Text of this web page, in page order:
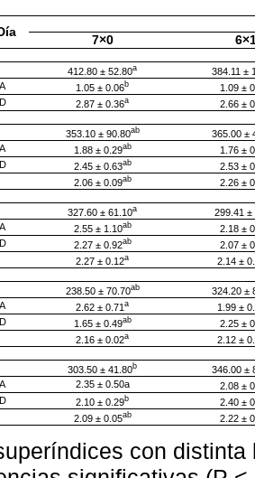
Día
7×0
412.80 ± 52.80a
384.11 ±
1.05 ± 0.06b
1.09 ±
2.87 ± 0.36a
2.66 ±
353.10 ± 90.80ab
365.00 ±
1.88 ± 0.29ab
1.76 ±
2.45 ± 0.63ab
2.53 ±
2.06 ± 0.09ab
2.26 ±
327.60 ± 61.10a
299.41 ±
2.55 ± 1.10ab
2.18 ±
2.27 ± 0.92ab
2.07 ±
2.27 ± 0.12a
2.14 ±
238.50 ± 70.70ab
324.20 ±
2.62 ± 0.71 a
1.99 ±
1.65 ± 0.49ab
2.25 ±
2.16 ± 0.02a
2.12 ±
303.50 ± 41.80b
346.00 ±
2.35 ± 0.50a
2.08 ±
2.10 ± 0.29b
2.40 ±
2.09 ± 0.05ab 2.22 ±
con